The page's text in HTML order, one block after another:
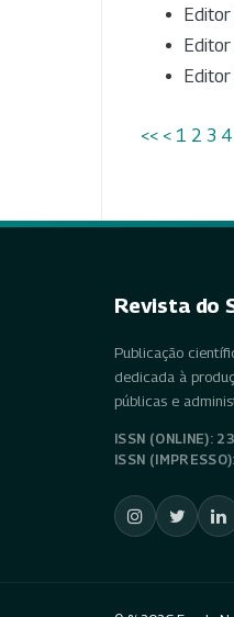
Editor
Editor
Editor
<< < 1 2 3 4
Revista do
Publicação
dedicada à
públicas e
ISSN (ONLINE):
ISSN